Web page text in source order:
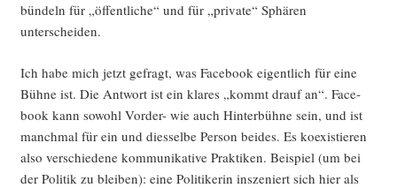
bün­deln für „öffent­li­che“ und für „pri­va­te“ Sphä­ren
unterscheiden.
Ich habe mich jetzt gefragt, was Face­book eigent­lich für eine
Büh­ne ist. Die Ant­wort ist ein kla­res „kommt drauf an“. Face­
book kann sowohl Vor­der- wie auch Hin­ter­büh­ne sein, und ist
manch­mal für ein und diessel­be Per­son bei­des. Es koexis­tie­ren
also ver­schie­de­ne kom­mu­ni­ka­ti­ve Prak­ti­ken. Bei­spiel (um bei
der Poli­tik zu blei­ben): eine Poli­ti­ke­rin insze­niert sich hier als